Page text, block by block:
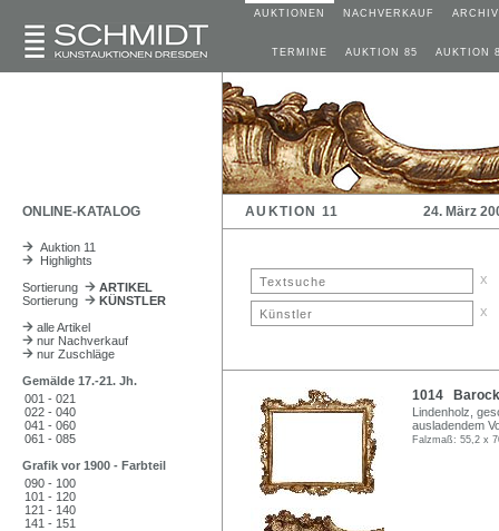
AUKTIONEN NACHVERKAUF ARCHIV
TERMINE AUKTION 85 AUKTION
ONLINE-KATALOG AUKTION 11 24. März
Auktion 11
Highlights
Sortierung
ARTIKEL
Sortierung
KÜNSTLER
alle Artikel
nur Nachverkauf
nur Zuschläge
Gemälde 17.-21. Jh.
001 - 021
022 - 040
041 - 060
061 - 085
Grafik vor 1900 - Farbteil
090 - 100
101 - 120
121 - 140
141 - 151
x
x
1014
Lindenholz,
ausladendem
Falzmaß: 55,2 x